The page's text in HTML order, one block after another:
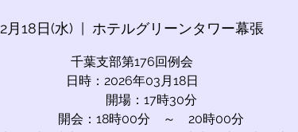
2月18日(水) ホテルグリーンタワー幕張
千葉支部第176回例会
日時：2026年03月18日
開場：17時30分
開会：18時00分 ～ 20時00分